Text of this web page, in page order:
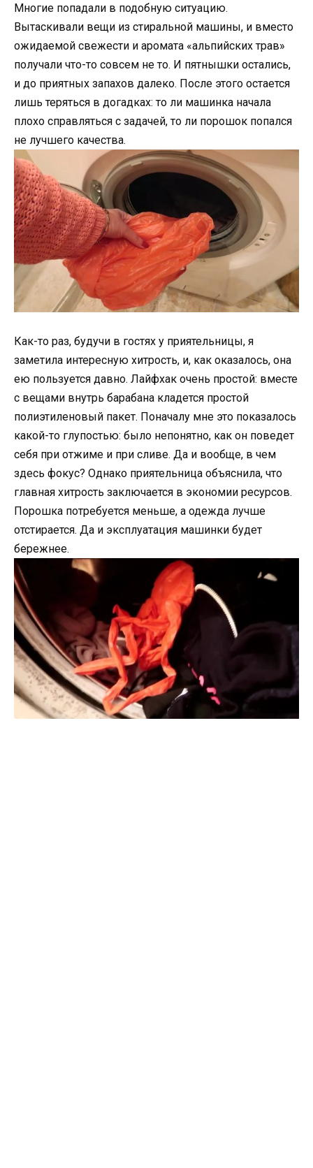
Многие попадали в подобную ситуацию.
Вытаскивали вещи из стиральной машины, и вместо
ожидаемой свежести и аромата «альпийских трав»
получали что-то совсем не то. И пятнышки остались,
и до приятных запахов далеко. После этого остается
лишь теряться в догадках: то ли машинка начала
плохо справляться с задачей, то ли порошок попался
не лучшего качества.
Как-то раз, будучи в гостях у приятельницы, я
заметила интересную хитрость, и, как оказалось, она
ею пользуется давно. Лайфхак очень простой: вместе
с вещами внутрь барабана кладется простой
полиэтиленовый пакет. Поначалу мне это показалось
какой-то глупостью: было непонятно, как он поведет
себя при отжиме и при сливе. Да и вообще, в чем
здесь фокус? Однако приятельница объяснила, что
главная хитрость заключается в экономии ресурсов.
Порошка потребуется меньше, а одежда лучше
отстирается. Да и эксплуатация машинки будет
бережнее.